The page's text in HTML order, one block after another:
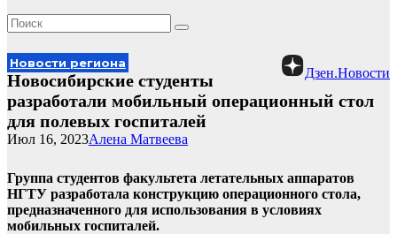
Дзен.Новости
Новости региона
Новосибирские студенты
разработали мобильный операционный стол
для полевых госпиталей
Алена Матвеева
Июл 16, 2023
Группа студентов факультета летательных аппаратов
НГТУ разработала конструкцию операционного стола,
предназначенного для использования в условиях
мобильных госпиталей.